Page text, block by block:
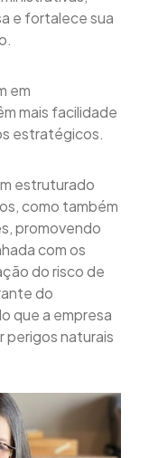
e fortalece sua
em
mais facilidade
estratégicos.
estruturado
como também
promovendo
com os
do risco de
do
que a empresa
perigos naturais